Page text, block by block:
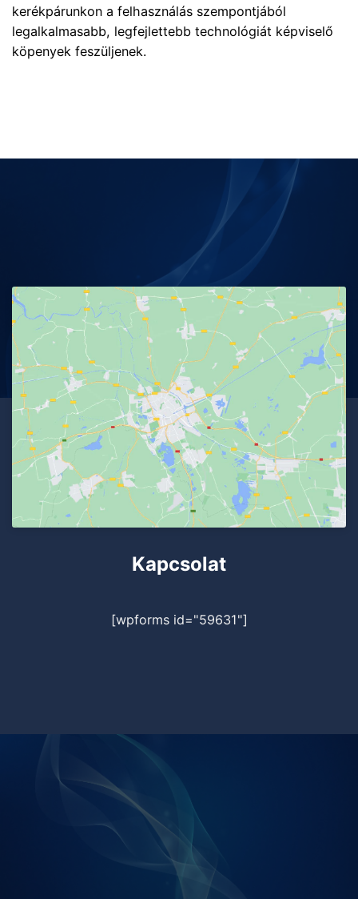
kerékpárunkon a felhasználás szempontjából
legalkalmasabb, legfejlettebb technológiát képviselő
köpenyek feszüljenek.
Kapcsolat
[wpforms id="59631"]